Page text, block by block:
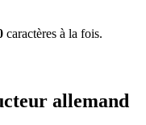
caractères à la fois.
allemand